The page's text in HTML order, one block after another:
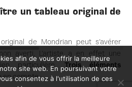
un tableau original de
de Mondrian peut s’avérer
averti. L’artiste a en effet une
particulière. Trois éléments
en compte :
afin de vous offrir la meilleure
site web. En poursuivant votre
consentez à l'utilisation de ces